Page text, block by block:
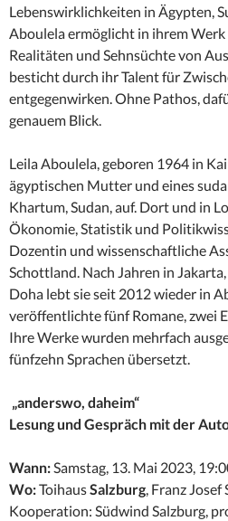
Lebenswirklichkeiten in Ägypten,
Aboulela ermöglicht in ihrem
Realitäten und Sehnsüchte von
besticht durch ihr Talent für
entgegenwirken. Ohne Pathos,
genauem Blick.
Leila Aboulela, geboren 1964 in
ägyptischen Mutter und eines
Khartum, Sudan, auf. Dort und in
Ökonomie, Statistik und
Dozentin und wissenschaftliche
Schottland. Nach Jahren in
Doha lebt sie seit 2012 wieder in
veröffentlichte fünf Romane, zwei
Ihre Werke wurden mehrfach
fünfzehn Sprachen übersetzt.
„anderswo, daheim“
Lesung und Gespräch mit der
Wann:Samstag, 13. Mai 2023,
Wo:ToihausSalzburg, Franz Josef
Kooperation: Südwind Salzburg,